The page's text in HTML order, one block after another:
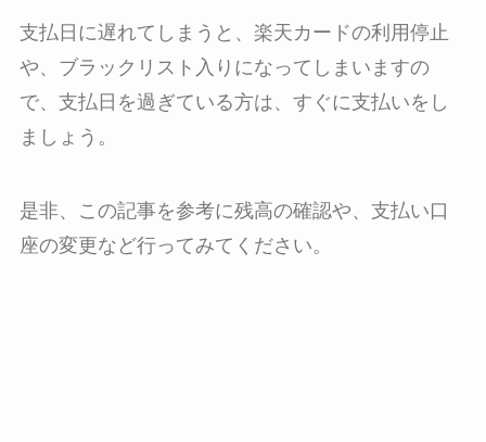
支払日に遅れてしまうと、楽天カードの利用停止
や、ブラックリスト入りになってしまいますの
で、支払日を過ぎている方は、すぐに支払いをし
ましょう。
是非、この記事を参考に残高の確認や、支払い口
座の変更など行ってみてください。